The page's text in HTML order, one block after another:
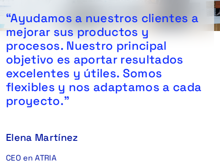
“Ayudamos a nuestros clientes a
mejorar sus productos y
procesos. Nuestro principal
objetivo es aportar resultados
excelentes y útiles. Somos
flexibles y nos adaptamos a cada
proyecto.”
Elena Martínez
CEO en ATRIA